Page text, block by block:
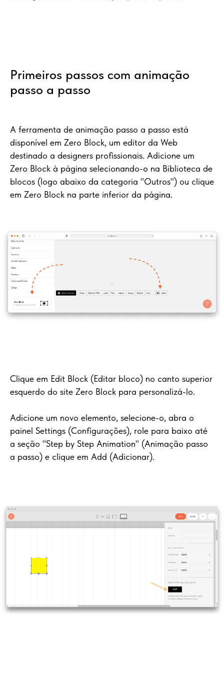
Primeiros passos com animação
passo a passo
A ferramenta de animação passo a passo está
disponível em Zero Block, um editor da Web
destinado a designers profissionais. Adicione um
Zero Block à página selecionando-o na Biblioteca de
blocos (logo abaixo da categoria "Outros") ou clique
em Zero Block na parte inferior da página.
Clique em Edit Block (Editar bloco) no canto superior
esquerdo do site Zero Block para personalizá-lo.
Adicione um novo elemento, selecione-o, abra o
painel Settings (Configurações), role para baixo até
a seção "Step by Step Animation" (Animação passo
a passo) e clique em Add (Adicionar).